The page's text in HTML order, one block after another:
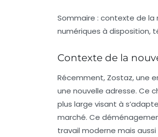
Sommaire : contexte de
numériques à disposition,
Contexte de la
Récemment, Zostaz, une
une nouvelle adresse. Ce
plus large visant à
marché. Ce
travail moderne mais